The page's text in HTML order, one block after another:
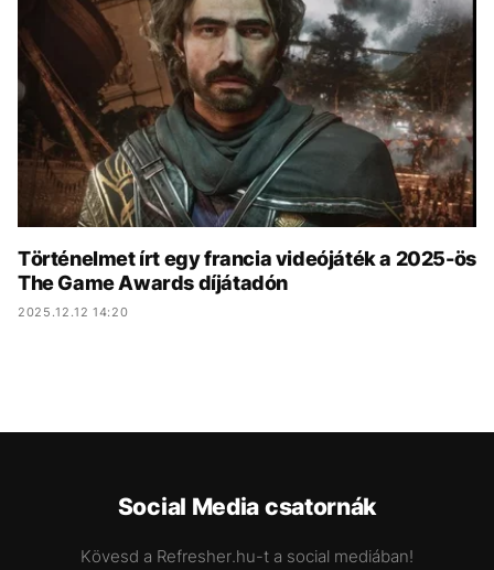
KÖZÉLET UTAZÁS
ÉLETMÓD DESIGN
BESZÉLGETÉSEK ARCOK
VIDEÓ TÖRTÉNETEK
GASZTRO
Történelmet írt egy francia videójáték a 2025-ös
The Game Awards díjátadón
2025.12.12 14:20
Social Media csatornák
Kövesd a Refresher.hu-t a social mediában!